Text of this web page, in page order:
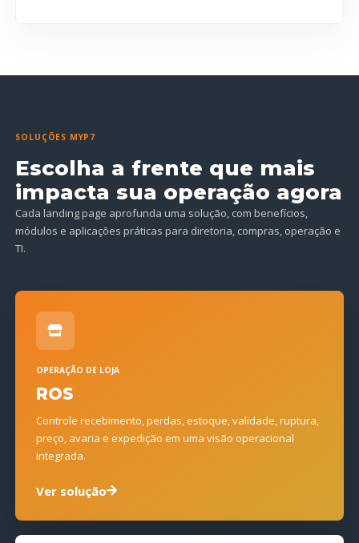
SOLUÇÕES MYP7
Escolha a frente que mais
impacta sua operação agora
Cada landing page aprofunda uma solução, com benefícios,
módulos e aplicações práticas para diretoria, compras, operação e
TI.
OPERAÇÃO DE LOJA
ROS
Controle recebimento, perdas, estoque, validade, ruptura,
preço, avaria e expedição em uma visão operacional
integrada.
Ver solução